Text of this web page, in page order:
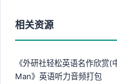
相关资源
《外研社轻松英语名作欣赏
Man》英语听力音频打包